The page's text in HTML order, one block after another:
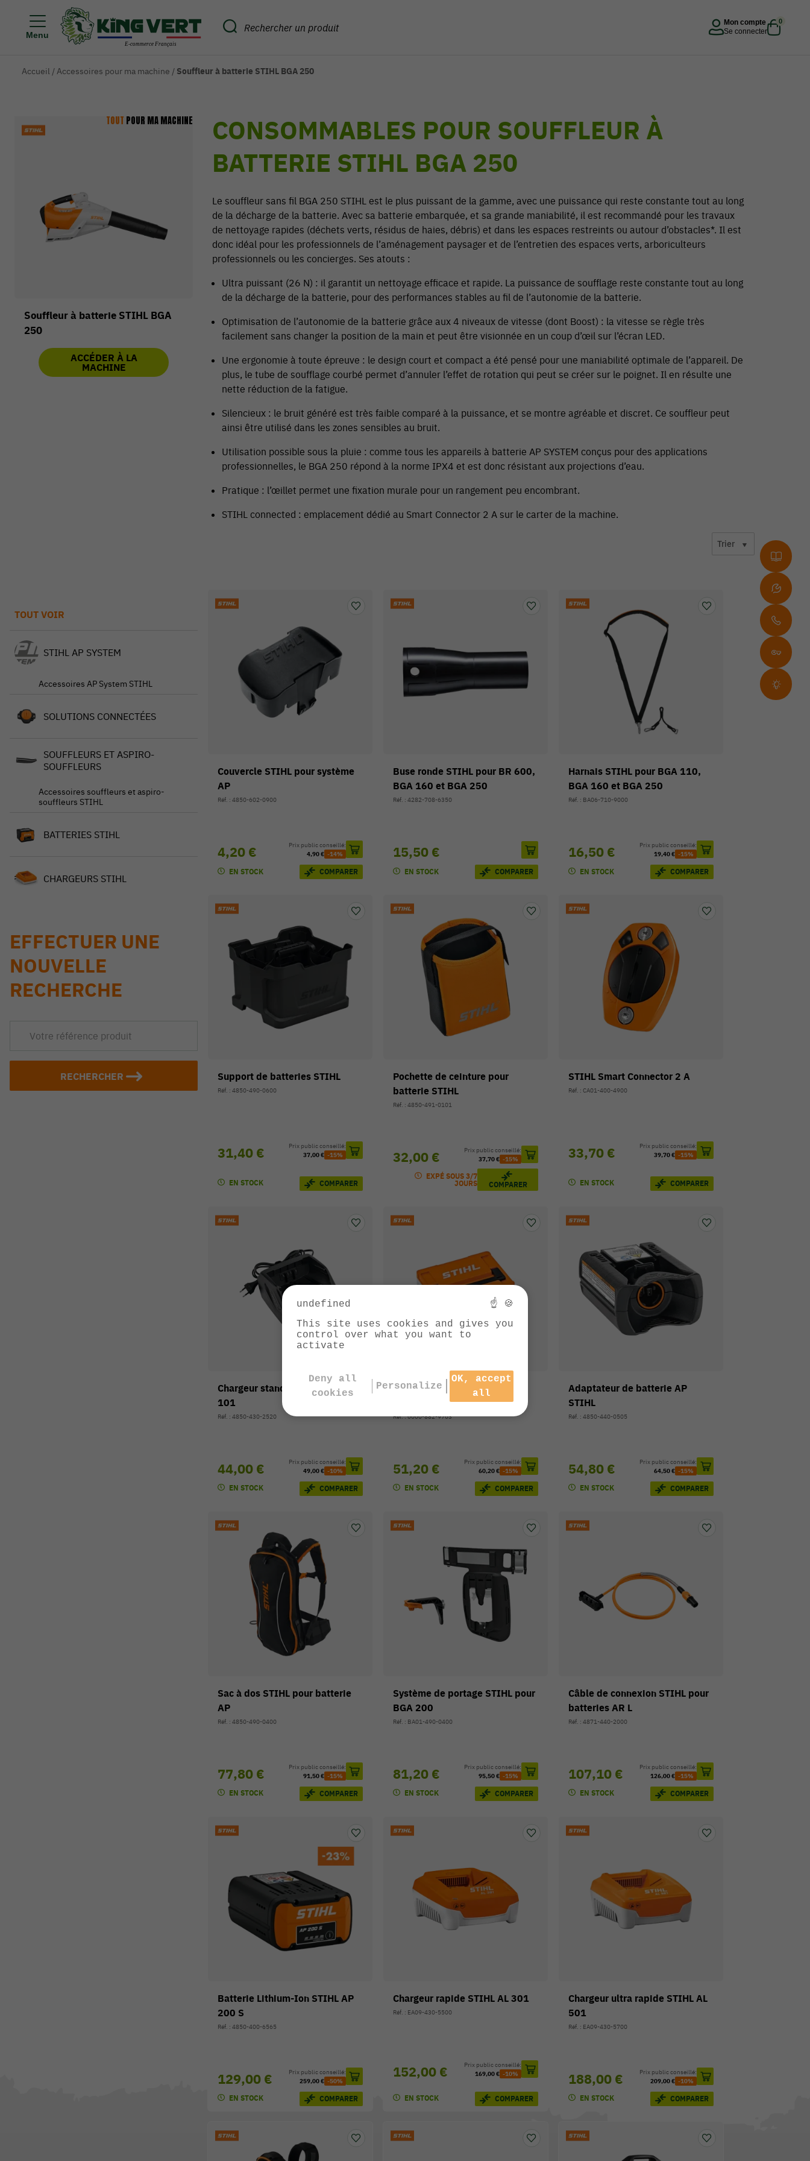
Menu
Mon compte
Se connecter
0
Accueil /Accessoires pour ma machine / Souffleur à batterie STIHL BGA 250
TOUT POUR MA MACHINE
Souffleur à batterie STIHL BGA
250
ACCÉDER À LA
MACHINE
CONSOMMABLES POUR SOUFFLEUR À
BATTERIE STIHL BGA 250
Le souffleur sans fil BGA 250 STIHL est le plus puissant de la gamme, avec une puissance qui reste constante tout au long
de la décharge de la batterie. Avec sa batterie embarquée, et sa grande maniabilité, il est recommandé pour les travaux
de nettoyage rapides (déchets verts, résidus de haies, débris) et dans les espaces restreints ou autour d’obstacles*. Il est
donc idéal pour les professionnels de l’aménagement paysager et de l’entretien des espaces verts, arboriculteurs
professionnels ou les concierges. Ses atouts :
Ultra puissant (26 N) : il garantit un nettoyage efficace et rapide. La puissance de soufflage reste constante tout au long
de la décharge de la batterie, pour des performances stables au fil de l’autonomie de la batterie.
Optimisation de l’autonomie de la batterie grâce aux 4 niveaux de vitesse (dont Boost) : la vitesse se règle très
facilement sans changer la position de la main et peut être visionnée en un coup d’œil sur l’écran LED.
Une ergonomie à toute épreuve : le design court et compact a été pensé pour une maniabilité optimale de l’appareil. De
plus, le tube de soufflage courbé permet d’annuler l’effet de rotation qui peut se créer sur le poignet. Il en résulte une
nette réduction de la fatigue.
Silencieux : le bruit généré est très faible comparé à la puissance, et se montre agréable et discret. Ce souffleur peut
ainsi être utilisé dans les zones sensibles au bruit.
Utilisation possible sous la pluie : comme tous les appareils à batterie AP SYSTEM conçus pour des applications
professionnelles, le BGA 250 répond à la norme IPX4 et est donc résistant aux projections d’eau.
Pratique : l’œillet permet une fixation murale pour un rangement peu encombrant.
STIHL connected : emplacement dédié au Smart Connector 2 A sur le carter de la machine.
Trier
TOUT VOIR
STIHL AP SYSTEM
Accessoires AP System STIHL
SOLUTIONS CONNECTÉES
SOUFFLEURS ET ASPIRO-
SOUFFLEURS
Accessoires souffleurs et aspiro-
souffleurs STIHL
BATTERIES STIHL
CHARGEURS STIHL
EFFECTUER UNE
NOUVELLE
RECHERCHE
RECHERCHER
Couvercle STIHL pour système
AP
Réf. : 4850-602-0900
4,20 €
Prix public conseillé:
4,90 € -14%
EN STOCK COMPARER
Buse ronde STIHL pour BR 600,
BGA 160 et BGA 250
Réf. : 4282-708-6350
15,50 €
EN STOCK COMPARER
Harnais STIHL pour BGA 110,
BGA 160 et BGA 250
Réf. : BA06-710-9000
16,50 €
Prix public conseillé:
19,40 € -15%
EN STOCK COMPARER
Support de batteries STIHL
Réf. : 4850-490-0600
31,40 €
Prix public conseillé:
37,00 € -15%
EN STOCK COMPARER
Pochette de ceinture pour
batterie STIHL
Réf. : 4850-491-0101
32,00 €
Prix public conseillé:
37,70 € -15%
EXPÉ SOUS 3/7
JOURS
COMPARER
STIHL Smart Connector 2 A
Réf. : CA01-400-4900
33,70 €
Prix public conseillé:
39,70 € -15%
EN STOCK COMPARER
Chargeur standard STIHL AL
101
Réf. : 4850-430-2520
44,00 €
Prix public conseillé:
49,00 € -10%
EN STOCK COMPARER
Mallette de rangement STIHL
Réf. : 0000-882-9703
51,20 €
Prix public conseillé:
60,20 € -15%
EN STOCK COMPARER
Adaptateur de batterie AP
STIHL
Réf. : 4850-440-0505
54,80 €
Prix public conseillé:
64,50 € -15%
EN STOCK COMPARER
Sac à dos STIHL pour batterie
AP
Réf. : 4850-490-0400
77,80 €
Prix public conseillé:
91,50 € -15%
EN STOCK COMPARER
Système de portage STIHL pour
BGA 200
Réf. : BA01-490-0400
81,20 €
Prix public conseillé:
95,50 € -15%
EN STOCK COMPARER
Câble de connexion STIHL pour
batteries AR L
Réf. : 4871-440-2000
107,10 €
Prix public conseillé:
126,00 € -15%
EN STOCK COMPARER
Batterie Lithium-Ion STIHL AP
200 S
Réf. : 4850-400-6565
129,00 €
Prix public conseillé:
259,00 € -50%
EN STOCK COMPARER
Chargeur rapide STIHL AL 301
Réf. : EA09-430-5500
152,00 €
Prix public conseillé:
169,00 € -10%
EN STOCK COMPARER
Chargeur ultra rapide STIHL AL
501
Réf. : EA09-430-5700
188,00 €
Prix public conseillé:
209,00 € -10%
EN STOCK COMPARER
undefined
☝ 🍪
This site uses cookies and gives you
control over what you want to
activate
Deny all
cookies
Personalize
OK, accept
all